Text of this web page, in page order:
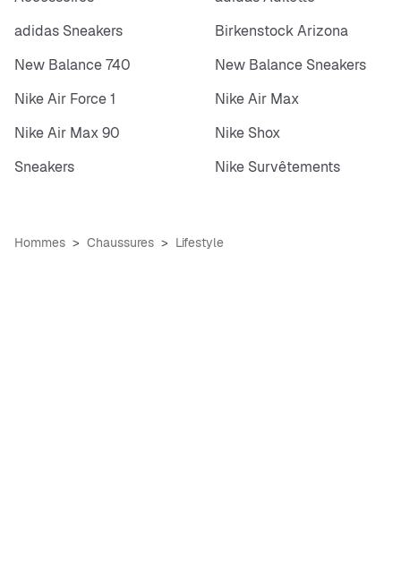
adidas Sneakers
Birkenstock Arizona
New Balance 740
New Balance Sneakers
Nike Air Force 1
Nike Air Max
Nike Air Max 90
Nike Shox
Sneakers
Nike Survêtements
Hommes Chaussures Lifestyle